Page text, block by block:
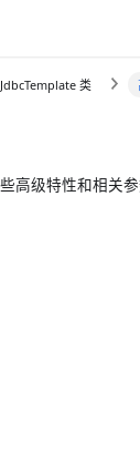
类
高级特性和相关参